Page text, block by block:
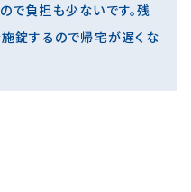
で負担も少ないです。残
錠するので帰宅が遅くな